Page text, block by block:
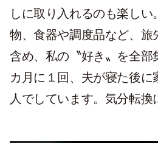
しに取り入れるのも楽し
物、食器や調度品など、旅
含め、私の〝好き〟を全部
カ月に１回、夫が寝た後に
人でしています。気分転換